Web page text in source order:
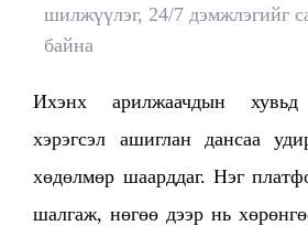
шилжүүлэг, 24/7 дэмжлэгийг
байна
Ихэнх арилжаачдын
хэрэгсэл ашиглан дансаа
хөдөлмөр шаарддаг. Нэг
шалгаж, нөгөө дээр нь